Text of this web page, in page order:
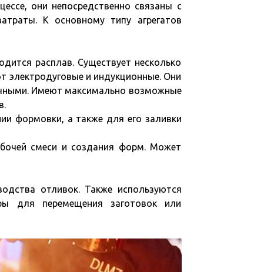
они непосредственно связаны с
К основному типу агрегатов
расплав. Существует несколько
электродуговые и индукционные. Они
Имеют максимально возможные
формовки, а также для его заливки
смеси и создания форм. Может
отливок. Также используются
для перемещения заготовок или